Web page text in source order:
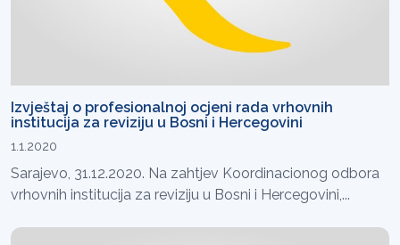
Izvještaj o profesionalnoj ocjeni rada vrhovnih
institucija za reviziju u Bosni i Hercegovini
1.1.2020
Sarajevo, 31.12.2020. Na zahtjev Koordinacionog odbora
vrhovnih institucija za reviziju u Bosni i Hercegovini,...